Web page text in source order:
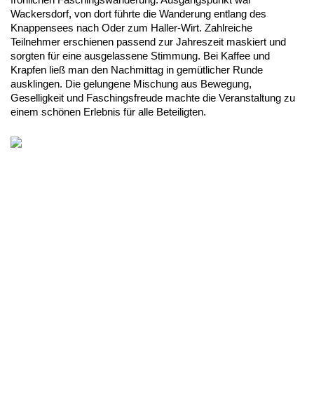
Wackersdorf, von dort führte die Wanderung entlang des
Knappensees nach Oder zum Haller-Wirt. Zahlreiche
Teilnehmer erschienen passend zur Jahreszeit maskiert und
sorgten für eine ausgelassene Stimmung. Bei Kaffee und
Krapfen ließ man den Nachmittag in gemütlicher Runde
ausklingen. Die gelungene Mischung aus Bewegung,
Geselligkeit und Faschingsfreude machte die Veranstaltung zu
einem schönen Erlebnis für alle Beteiligten.